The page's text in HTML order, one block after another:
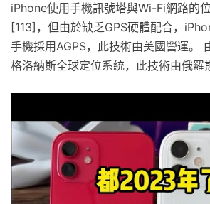
iPhone使用手機訊號塔與Wi-Fi網路的
[113]，但由於缺乏GPS硬體配合，
手機採用AGPS，此技術由美國營運。
格洛納斯全球定位系統，此技術由俄羅